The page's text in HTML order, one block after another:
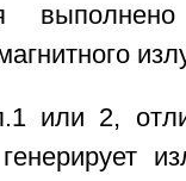
или 2,